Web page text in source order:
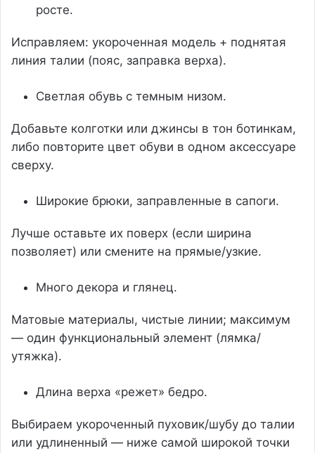
росте.
Исправляем: укороченная модель + поднятая
линия талии (пояс, заправка верха).
Светлая обувь с темным низом.
Добавьте колготки или джинсы в тон ботинкам,
либо повторите цвет обуви в одном аксессуаре
сверху.
Широкие брюки, заправленные в сапоги.
Лучше оставьте их поверх (если ширина
позволяет) или смените на прямые/узкие.
Много декора и глянец.
Матовые материалы, чистые линии; максимум
— один функциональный элемент (лямка/
утяжка).
Длина верха «режет» бедро.
Выбираем укороченный пуховик/шубу до талии
или удлиненный — ниже самой широкой точки